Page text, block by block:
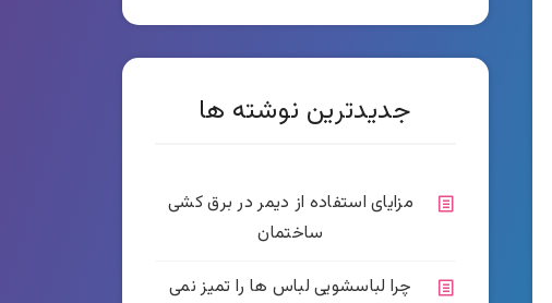
جدیدترین نوشته ها
مزایای استفاده از دیمر در برق کشی
ساختمان
چرا لباسشویی لباس ها را تمیز نمی